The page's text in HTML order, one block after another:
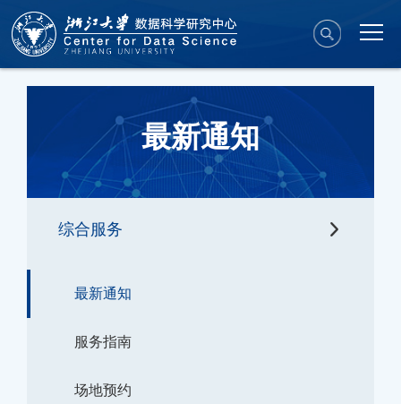
最新通知
综合服务
最新通知
服务指南
场地预约